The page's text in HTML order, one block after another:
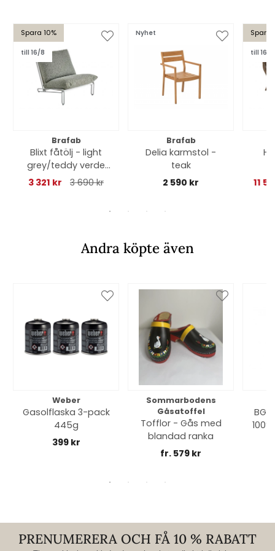
Spara 10%
till 16/8
Brafab
Blixt fåtölj - light
grey/teddy verde
dyna
3 321 kr 3 690 kr
Nyhet
Brafab
Delia karmstol -
teak
2 590 kr
Spara
till 16/8
11
Andra köpte även
Weber
Gasolflaska 3-pack
445g
399 kr
Sommarbodens
Gåsatoffel
Tofflor - Gås med
blandad ranka
fr. 579 kr
PRENUMERERA OCH FÅ 10 % RABATT